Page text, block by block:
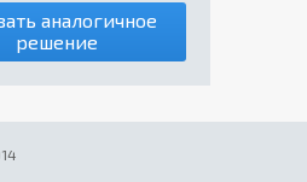
аналогичное
решение